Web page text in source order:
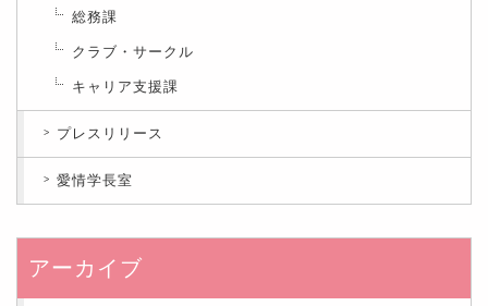
総務課
クラブ・サークル
キャリア支援課
プレスリリース
愛情学長室
アーカイブ